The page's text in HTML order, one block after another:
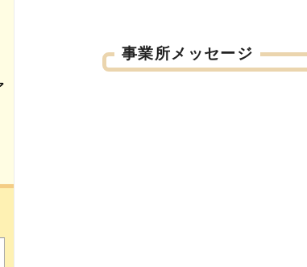
事業所メッセージ